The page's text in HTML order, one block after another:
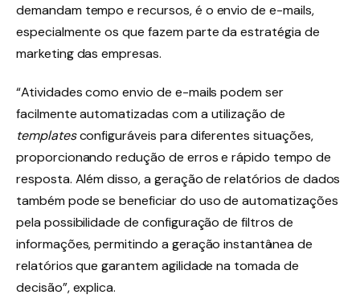
demandam tempo e recursos, é o envio de e-mails,
especialmente os que fazem parte da estratégia de
marketing das empresas.
“Atividades como envio de e-mails podem ser
facilmente automatizadas com a utilização de
templatesconfiguráveis para diferentes situações,
proporcionando redução de erros e rápido tempo de
resposta. Além disso, a geração de relatórios de dados
também pode se beneficiar do uso de automatizações
pela possibilidade de configuração de filtros de
informações, permitindo a geração instantânea de
relatórios que garantem agilidade na tomada de
decisão”, explica.